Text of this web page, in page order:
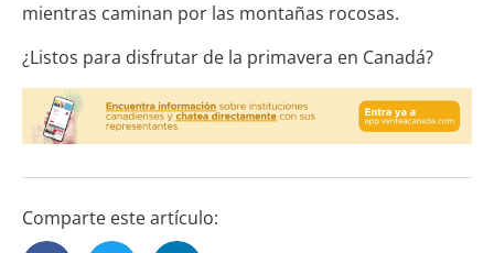
mientras caminan por las montañas rocosas.
¿Listos para disfrutar de la primavera en Canadá?
Comparte este artículo: